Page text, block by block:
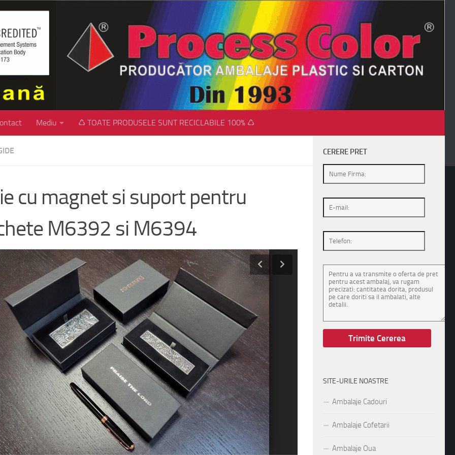
Mediu ♺ TOATE PRODUSELE SUNT RECICLABILE 100% ♺
cu magnet si suport pentru
M6392 si M6394
CERERE PRET
SITE-URILE NOASTRE
Ambalaje Cadouri
Ambalaje Cofetarii
Ambalaje Oua